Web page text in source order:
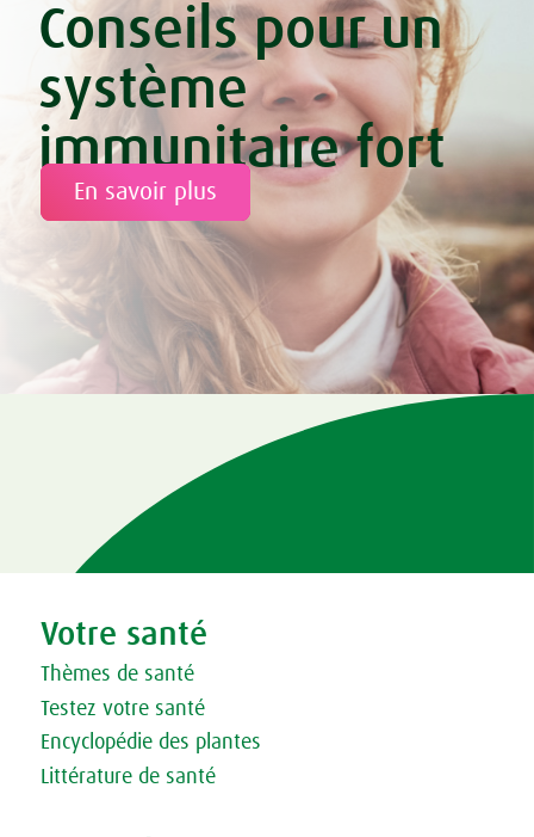
Conseils pour un
système
immunitaire fort
En savoir plus
Votre santé
Thèmes de santé
Testez votre santé
Encyclopédie des plantes
Littérature de santé